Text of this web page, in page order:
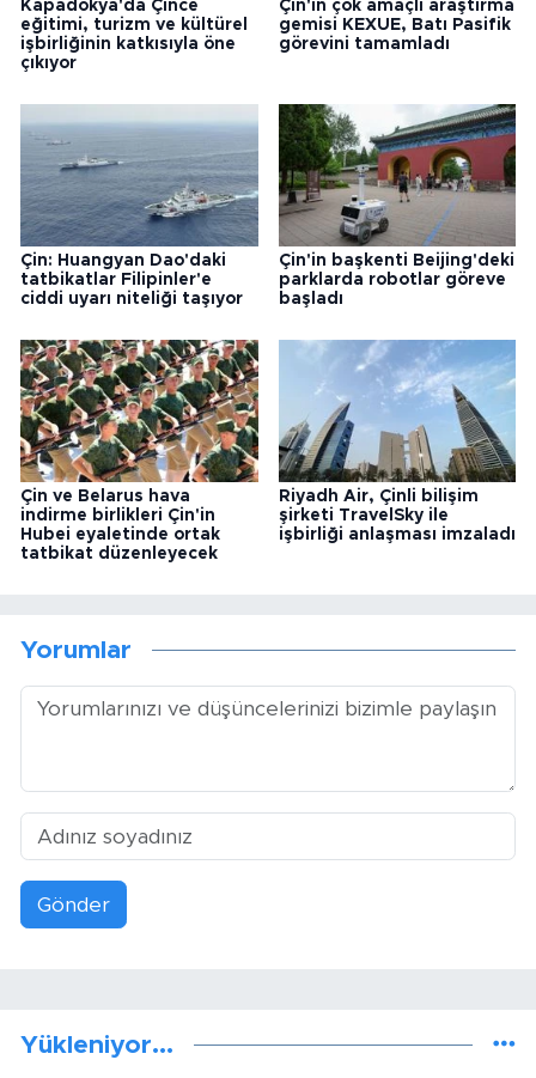
Kapadokya'da Çince
eğitimi, turizm ve kültürel
işbirliğinin katkısıyla öne
çıkıyor
Çin'in çok amaçlı araştırma
gemisi KEXUE, Batı Pasifik
görevini tamamladı
Çin: Huangyan Dao'daki
tatbikatlar Filipinler'e
ciddi uyarı niteliği taşıyor
Çin'in başkenti Beijing'deki
parklarda robotlar göreve
başladı
Çin ve Belarus hava
indirme birlikleri Çin'in
Hubei eyaletinde ortak
tatbikat düzenleyecek
Riyadh Air, Çinli bilişim
şirketi TravelSky ile
işbirliği anlaşması imzaladı
Yorumlar
Gönder
Yükleniyor...